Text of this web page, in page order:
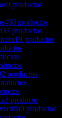
0 productos
498 productos
37 productos
19 productos
productos
1 producto
0 productos